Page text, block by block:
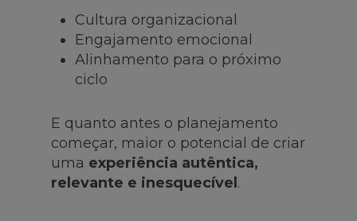
Cultura organizacional
Engajamento emocional
Alinhamento para o próximo
ciclo
E quanto antes o planejamento
começar, maior o potencial de criar
uma experiência autêntica,
relevante e inesquecível.